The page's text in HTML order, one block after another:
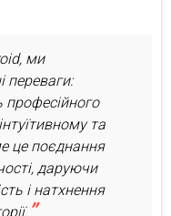
ми
переваги:
професійного
та
це поєднання
даруючи
і натхнення